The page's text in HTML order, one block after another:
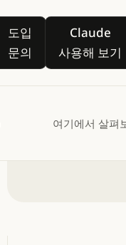
도입
문의
도입 문의
Claude
사용해 보기
여기에서 살펴